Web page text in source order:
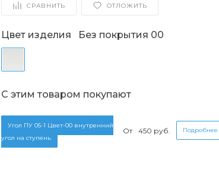
СРАВНИТЬ ОТЛОЖИТЬ
Цвет изделия Без покрытия 00
С этим товаром покупают
Угол ПУ 05-1 Цвет-00 внутренний
угол на ступень
От 450 руб. Подробнее